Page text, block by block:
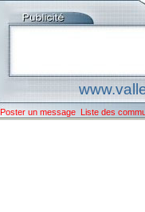
Poster un message Liste des